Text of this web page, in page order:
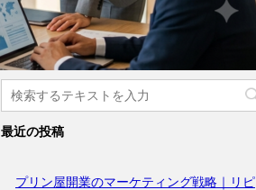
最近の投稿
プリン屋開業のマーケティング戦略｜リピ